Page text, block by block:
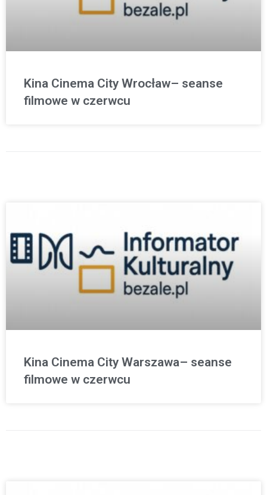
Kina Cinema City Wrocław– seanse
filmowe w czerwcu
Kina Cinema City Warszawa– seanse
filmowe w czerwcu